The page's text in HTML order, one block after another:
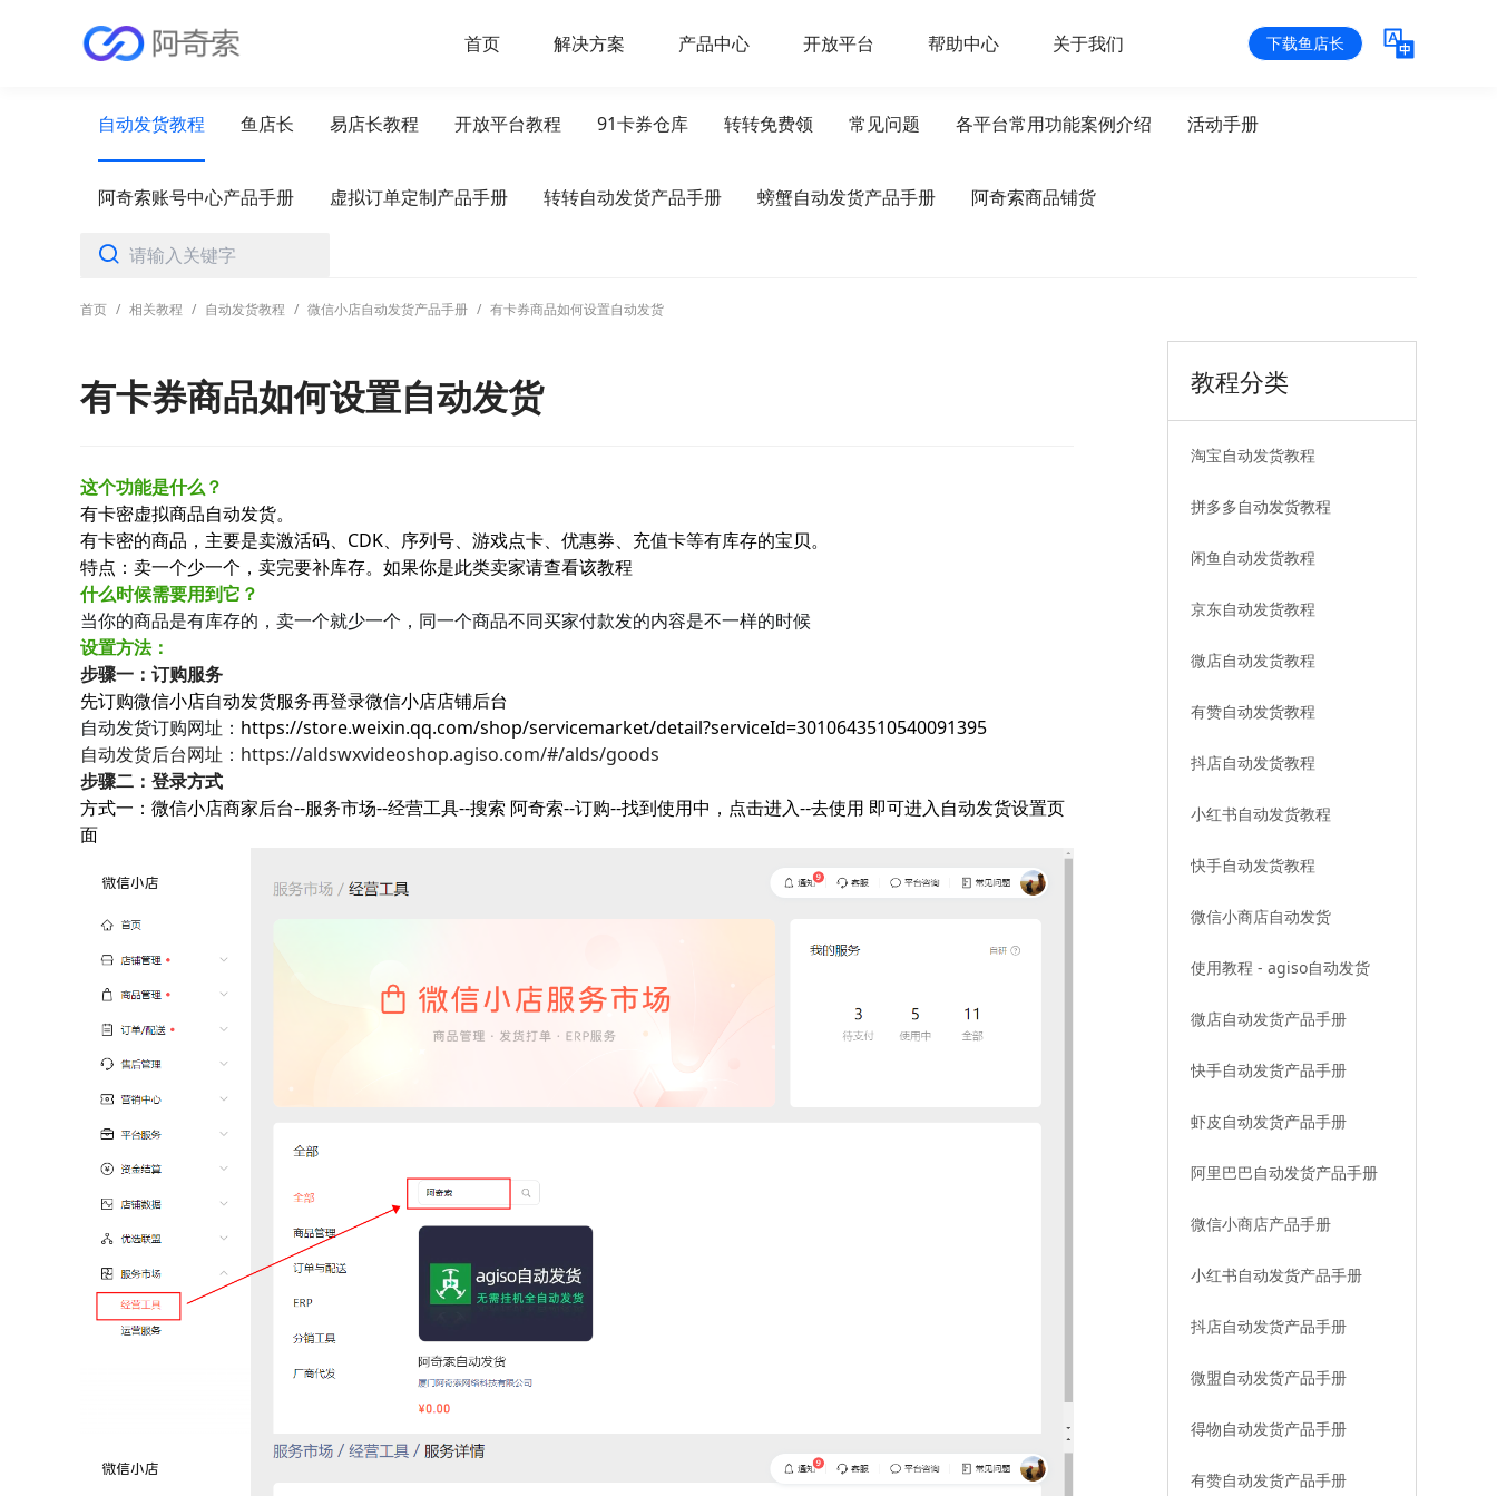
首页 解决方案 产品中心 开放平台 帮助中心 关于我们 下载鱼店长
自动发货教程 鱼店长 易店长教程 开放平台教程 91卡券仓库 转转免费领 常见问题 各平台常用功能案例介绍 活动手册
阿奇索账号中心产品手册 虚拟订单定制产品手册 转转自动发货产品手册 螃蟹自动发货产品手册 阿奇索商品铺货
首页 / 相关教程 / 自动发货教程 / 微信小店自动发货产品手册 / 有卡券商品如何设置自动发货
有卡券商品如何设置自动发货
这个功能是什么？
有卡密虚拟商品自动发货。
有卡密的商品，主要是卖激活码、CDK、序列号、游戏点卡、优惠券、充值卡等有库存的宝贝。
特点：卖一个少一个，卖完要补库存。如果你是此类卖家请查看该教程
什么时候需要用到它？
当你的商品是有库存的，卖一个就少一个，同一个商品不同买家付款发的内容是不一样的时候
设置方法：
步骤一：订购服务
先订购微信小店自动发货服务再登录微信小店店铺后台
自动发货订购网址： https://store.weixin.qq.com/shop/servicemarket/detail?serviceId=3010643510540091395
自动发货后台网址： https://aldswxvideoshop.agiso.com/#/alds/goods
步骤二：登录方式
方式一：微信小店商家后台--服务市场--经营工具--搜索 阿奇索--订购--找到使用中，点击进入--去使用 即可进入自动发货设置页
面
教程分类
淘宝自动发货教程
拼多多自动发货教程
闲鱼自动发货教程
京东自动发货教程
微店自动发货教程
有赞自动发货教程
抖店自动发货教程
小红书自动发货教程
快手自动发货教程
微信小商店自动发货
使用教程 - agiso自动发货
微店自动发货产品手册
快手自动发货产品手册
虾皮自动发货产品手册
阿里巴巴自动发货产品手册
微信小商店产品手册
小红书自动发货产品手册
抖店自动发货产品手册
微盟自动发货产品手册
得物自动发货产品手册
有赞自动发货产品手册